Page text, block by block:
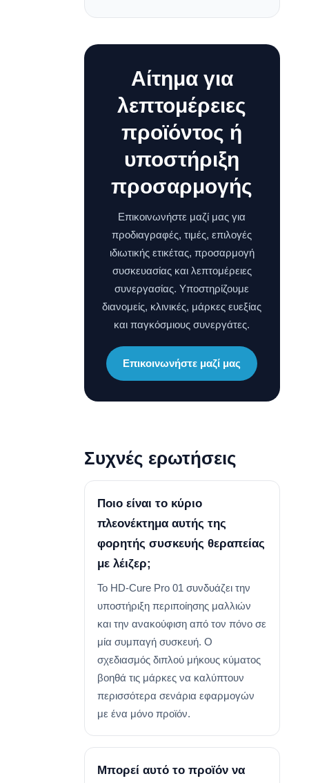
Αίτημα για
λεπτομέρειες
προϊόντος ή
υποστήριξη
προσαρμογής
Επικοινωνήστε μαζί μας για
προδιαγραφές, τιμές, επιλογές
ιδιωτικής ετικέτας, προσαρμογή
συσκευασίας και λεπτομέρειες
συνεργασίας. Υποστηρίζουμε
διανομείς, κλινικές, μάρκες ευεξίας
και παγκόσμιους συνεργάτες.
Επικοινωνήστε μαζί μας
Συχνές ερωτήσεις
Ποιο είναι το κύριο
πλεονέκτημα αυτής της
φορητής συσκευής θεραπείας
με λέιζερ;
Το HD-Cure Pro 01 συνδυάζει την
υποστήριξη περιποίησης μαλλιών
και την ανακούφιση από τον πόνο σε
μία συμπαγή συσκευή. Ο
σχεδιασμός διπλού μήκους κύματος
βοηθά τις μάρκες να καλύπτουν
περισσότερα σενάρια εφαρμογών
με ένα μόνο προϊόν.
Μπορεί αυτό το προϊόν να